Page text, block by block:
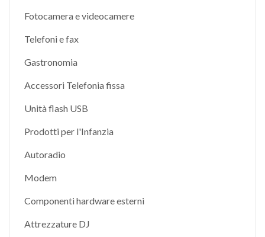
Fotocamera e videocamere
Telefoni e fax
Gastronomia
Accessori Telefonia fissa
Unità flash USB
Prodotti per l'Infanzia
Autoradio
Modem
Componenti hardware esterni
Attrezzature DJ